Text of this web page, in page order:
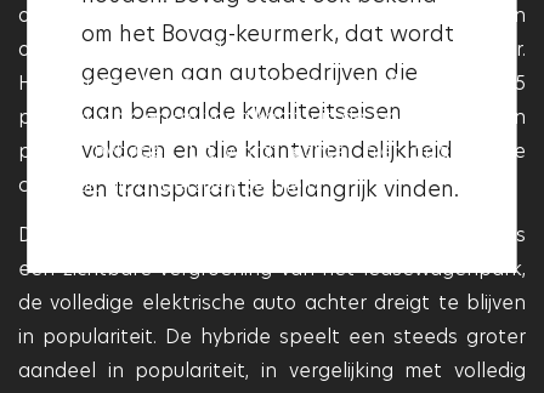
ondervonden een stijging van 5 procent, ten
opzichte van dezelfde periode in het jaar daarvoor.
Het vermoeden is dat het overgrote deel van die 5
procent ook enkel voortkomt uit de populariteit van
plug-in hybrides. Dit wordt echter niet apart in de
cijfers uit dit onderzoek vermeld.
De directeur van ALD Automotive meldt dat ondanks
een zichtbare vergroening van het leasewagenpark,
de volledige elektrische auto achter dreigt te blijven
in populariteit. De hybride speelt een steeds groter
aandeel in populariteit, in vergelijking met volledig
garage het Vakgarage logo heeft,
betekent dit dat deze aan deze
kwaliteitseisen voldoet en dat
deze garage betrouwbaar en
professioneel is.
om het Bovag-keurmerk, dat wordt
gegeven aan autobedrijven die
aan bepaalde kwaliteitseisen
voldoen en die klantvriendelijkheid
en transparantie belangrijk vinden.